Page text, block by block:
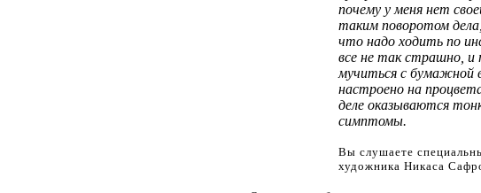
почему у меня нет
таким поворотом
что надо ходить по
все не так страшно, и
мучиться с бумажной
настроено на
деле оказываются
симптомы.
Вы слушаете
художника Никаса